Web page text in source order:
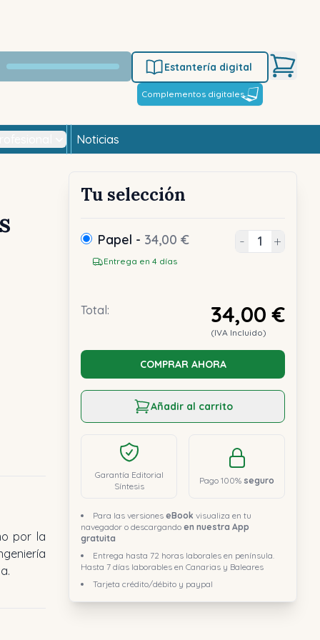
Estantería digital
Complementos digitales
Noticias
Tu selección
Papel - 34,00 €
Entrega en 4 días
- +
Total: 34,00 €
(IVA Incluido)
COMPRAR AHORA
Añadir al carrito
Garantía Editorial
Síntesis
Pago 100% seguro
Para las versiones eBook visualiza en tu
navegador o descargando en nuestra App
gratuita
Entrega hasta 72 horas laborales en península.
Hasta 7 días laborables en Canarias y Baleares
Tarjeta crédito/débito y paypal